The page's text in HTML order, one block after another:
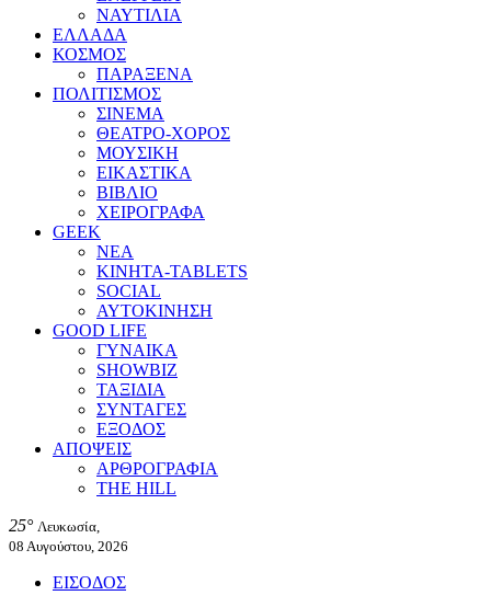
ΝΑΥΤΙΛΙΑ
ΕΛΛΑΔΑ
ΚΟΣΜΟΣ
ΠΑΡΑΞΕΝΑ
ΠΟΛΙΤΙΣΜΟΣ
ΣΙΝΕΜΑ
ΘΕΑΤΡΟ-ΧΟΡΟΣ
ΜΟΥΣΙΚΗ
ΕΙΚΑΣΤΙΚΑ
ΒΙΒΛΙΟ
ΧΕΙΡΟΓΡΑΦΑ
GEEK
ΝΕΑ
ΚΙΝΗΤΑ-TABLETS
SOCIAL
ΑΥΤΟΚΙΝΗΣΗ
GOOD LIFE
ΓΥΝΑΙΚΑ
SHOWBIZ
ΤΑΞΙΔΙΑ
ΣΥΝΤΑΓΕΣ
ΕΞΟΔΟΣ
ΑΠΟΨΕΙΣ
ΑΡΘΡΟΓΡΑΦΙΑ
THE HILL
25° Λευκωσία,
08 Αυγούστου, 2026
ΕΙΣΟΔΟΣ